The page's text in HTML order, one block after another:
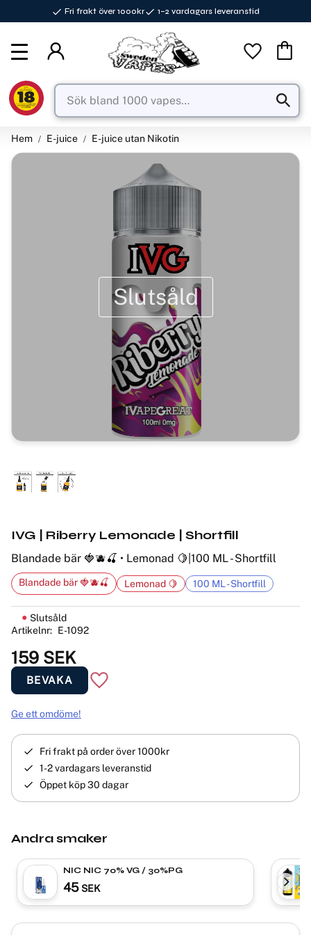
Fri frakt över 1000kr 1–2 vardagars leveranstid
Favoriter
Hem E-juice E-juice utan Nikotin
Slutsåld
IVG | Riberry Lemonade | Shortfill
Blandade bär 🍓🫐🍒 • Lemonad 🍋|100 ML - Shortfill
159 SEK
Lägg till i favoriter
BEVAKA
Slutsåld
Artikelnr
E-1092
Blandade bär 🍓🫐🍒 Lemonad 🍋 100 ML - Shortfill
Ge ett omdöme!
Fri frakt på order över 1000kr
1-2 vardagars leveranstid
Öppet köp 30 dagar
Andra smaker
NIC NIC 70% VG / 30%PG
45 SEK